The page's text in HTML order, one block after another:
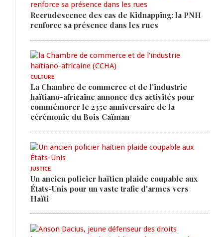
Recrudescence des cas de Kidnapping: la PNH
renforce sa présence dans les rues
CULTURE
La Chambre de commerce et de l'industrie
haïtiano-africaine annonce des activités pour
commémorer le 235e anniversaire de la
cérémonie du Bois Caïman
JUSTICE
Un ancien policier haïtien plaide coupable aux
États-Unis pour un vaste trafic d'armes vers
Haïti